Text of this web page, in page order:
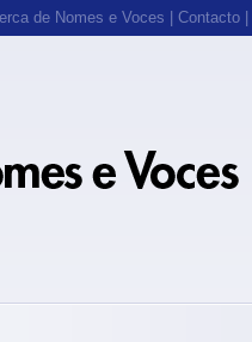
de Nomes e Voces Contacto